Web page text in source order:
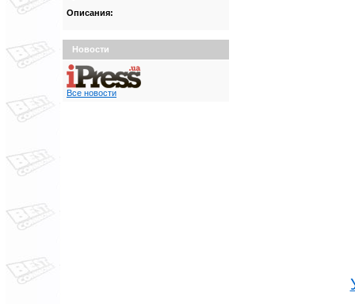
Описания:
Новости
Все новости